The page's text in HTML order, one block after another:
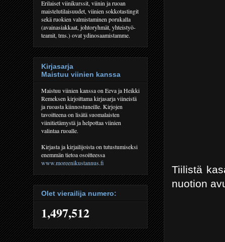
Tiilistä
nuotion
Erilaiset viinikurssit, viinin ja ruoan
maistelutilaisuudet, viinien sokkotastingit
sekä ruokien valmistaminen porukalla
(avainasiakkaat, johtoryhmät, yhteistyö-
teamit, tms.) ovat ydinosaamistamme.
Kirjasarja
Maistuu viinien kanssa
Maistuu viinien kanssa on Eeva ja Heikki
Remeksen kirjoittama kirjasarja viineistä
ja ruoasta kiinnostuneille. Kirjojen
tavoitteena on lisätä suomalaisten
viinitietämystä ja helpottaa viinien
valintaa ruoalle.
Kirjasta ja kirjailijoista on tutustumiseksi
enemmän tietoa osoitteessa
www.moreenikustannus.fi
Olet vierailija numero:
1,497,512